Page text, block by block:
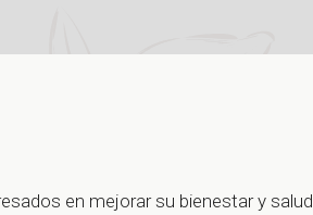
en mejorar su bienestar y